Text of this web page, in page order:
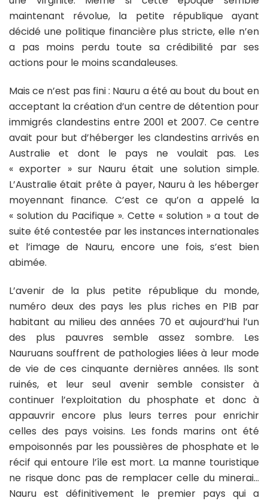
maintenant révolue, la petite république ayant
décidé une politique financière plus stricte, elle n’en
a pas moins perdu toute sa crédibilité par ses
actions pour le moins scandaleuses.
Mais ce n’est pas fini : Nauru a été au bout du bout en
acceptant la création d’un centre de détention pour
immigrés clandestins entre 2001 et 2007. Ce centre
avait pour but d’héberger les clandestins arrivés en
Australie et dont le pays ne voulait pas. Les
« exporter » sur Nauru était une solution simple.
L’Australie était prête à payer, Nauru à les héberger
moyennant finance. C’est ce qu’on a appelé la
« solution du Pacifique ». Cette « solution » a tout de
suite été contestée par les instances internationales
et l’image de Nauru, encore une fois, s’est bien
abimée.
L’avenir de la plus petite république du monde,
numéro deux des pays les plus riches en PIB par
habitant au milieu des années 70 et aujourd’hui l’un
des plus pauvres semble assez sombre. Les
Nauruans souffrent de pathologies liées à leur mode
de vie de ces cinquante dernières années. Ils sont
ruinés, et leur seul avenir semble consister à
continuer l’exploitation du phosphate et donc à
appauvrir encore plus leurs terres pour enrichir
celles des pays voisins. Les fonds marins ont été
empoisonnés par les poussières de phosphate et le
récif qui entoure l’île est mort. La manne touristique
ne risque donc pas de remplacer celle du minerai…
Nauru est définitivement le premier pays qui a